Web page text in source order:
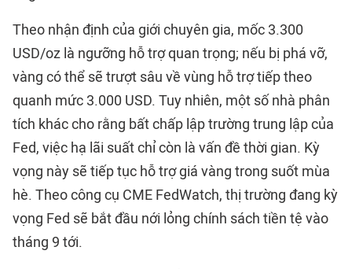
Theo nhận định của giới chuyên gia, mốc 3.300
USD/oz là ngưỡng hỗ trợ quan trọng; nếu bị phá vỡ,
vàng có thể sẽ trượt sâu về vùng hỗ trợ tiếp theo
quanh mức 3.000 USD. Tuy nhiên, một số nhà phân
tích khác cho rằng bất chấp lập trường trung lập của
Fed, việc hạ lãi suất chỉ còn là vấn đề thời gian. Kỳ
vọng này sẽ tiếp tục hỗ trợ giá vàng trong suốt mùa
hè. Theo công cụ CME FedWatch, thị trường đang kỳ
vọng Fed sẽ bắt đầu nới lỏng chính sách tiền tệ vào
tháng 9 tới.